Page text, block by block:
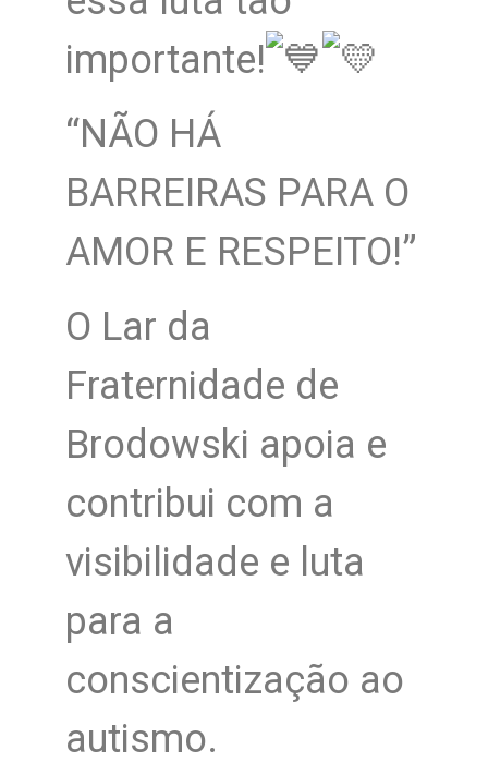
importante!
“NÃO HÁ
BARREIRAS PARA O
AMOR E RESPEITO!”
O Lar da
Fraternidade de
Brodowski apoia e
contribui com a
visibilidade e luta
para a
conscientização ao
autismo.